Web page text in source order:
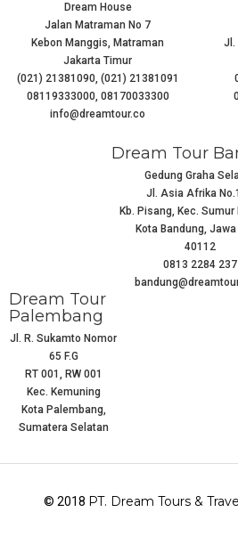
Dream House
Jalan Matraman No 7
Kebon Manggis, Matraman
Jakarta Timur
(021) 21381090, (021) 21381091
08119333000, 08170033300
info@dreamtour.co
Jl.
Dream Tour
Gedung Graha
Jl. Asia Afrika
Kb. Pisang, Kec. Sumur
Kota Bandung,
40112
0813 2284 237
Dream Tour
Palembang
Jl. R. Sukamto Nomor
65 F.G
RT 001, RW 001
Kec. Kemuning
Kota Palembang,
Sumatera Selatan
© 2018 PT. Dream Tours &